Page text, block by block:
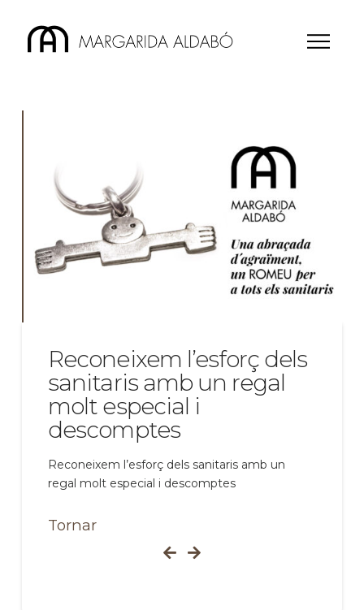
Reconeixem l’esforç dels
sanitaris amb un regal
molt especial i
descomptes
Reconeixem l’esforç dels sanitaris amb un
regal molt especial i descomptes
Tornar